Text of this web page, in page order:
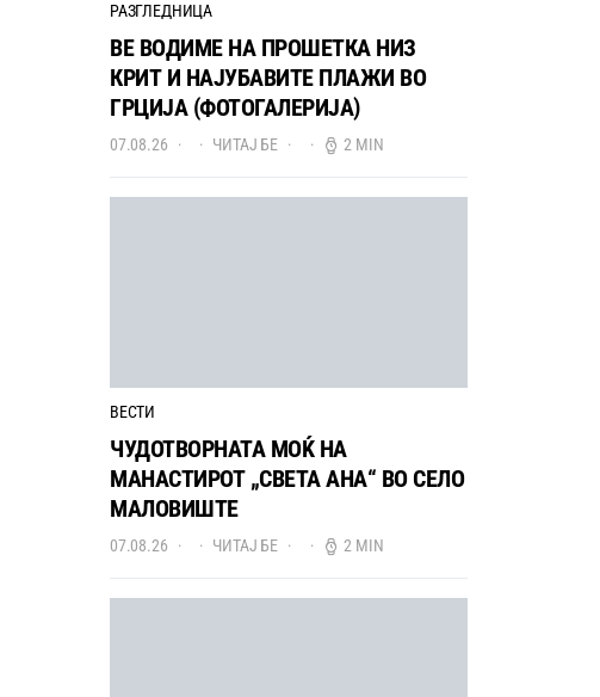
РАЗГЛЕДНИЦА
ВЕ ВОДИМЕ НА ПРОШЕТКА НИЗ
КРИТ И НАЈУБАВИТЕ ПЛАЖИ ВО
ГРЦИЈА (ФОТОГАЛЕРИЈА)
07.08.26 ЧИТАЈ БЕ 2 MIN
ВЕСТИ
ЧУДОТВОРНАТА МОЌ НА
МАНАСТИРОТ „СВЕТА АНА“ ВО СЕЛО
МАЛОВИШТЕ
07.08.26 ЧИТАЈ БЕ 2 MIN